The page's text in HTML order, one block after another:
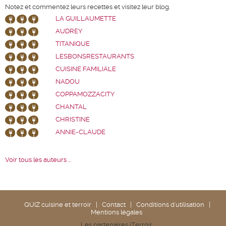
Notez et commentez leurs recettes et visitez leur blog.
LA GUILLAUMETTE
AUDREY
TITANIQUE
LESBONSRESTAURANTS
CUISINE FAMILIALE
NADOU
COPPAMOZZACITY
CHANTAL
CHRISTINE
ANNIE-CLAUDE
Voir tous les auteurs ...
QUIZ cuisine et terroir Contact Conditions d'utilisation
Mentions légales